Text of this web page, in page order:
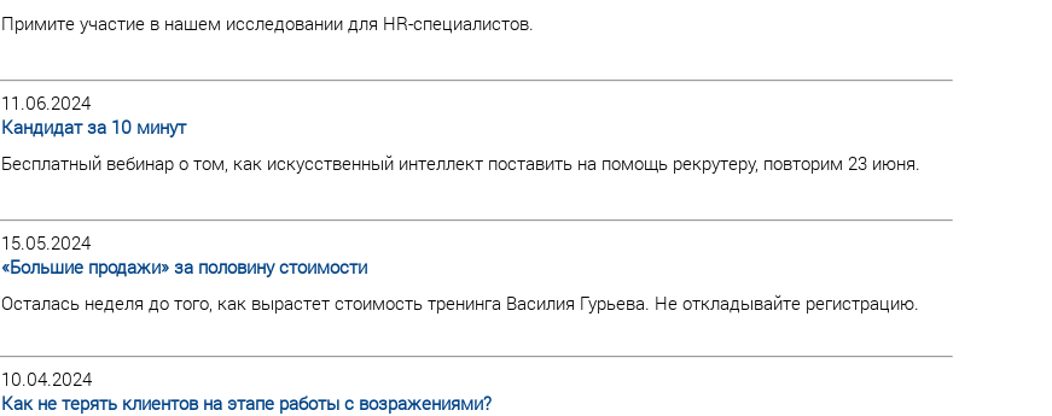
Примите участие в нашем исследовании для HR-специалистов.
11.06.2024
Кандидат за 10 минут
Бесплатный вебинар о том, как искусственный интеллект поставить на помощь рекрутеру, повторим 23 июня.
15.05.2024
«Большие продажи» за половину стоимости
Осталась неделя до того, как вырастет стоимость тренинга Василия Гурьева. Не откладывайте регистрацию.
10.04.2024
Как не терять клиентов на этапе работы с возражениями?